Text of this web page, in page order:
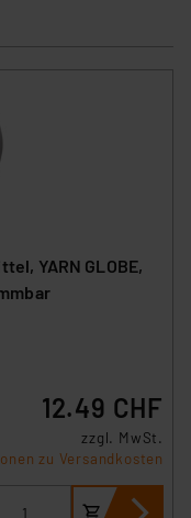
YARN GLOBE,
12.49 CHF
zzgl. MwSt.
zu Versandkosten